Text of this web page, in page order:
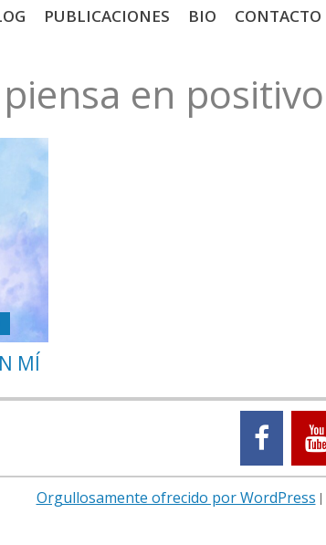
PUBLICACIONES BIO CONTACTO
piensa en positivo
MÍ
Orgullosamente ofrecido por WordPress |